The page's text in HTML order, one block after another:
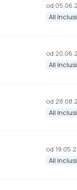
od
All
od
All
od
All
od
All